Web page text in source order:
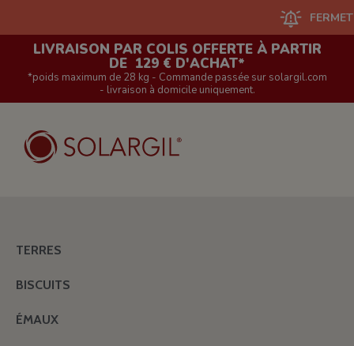
LIVRAISON PAR COLIS OFFERTE À PARTIR
DE 129 € D'ACHAT*
*poids maximum de 28 kg - Commande passée sur solargil.com
- livraison à domicile uniquement.
TERRES
BISCUITS
ÉMAUX